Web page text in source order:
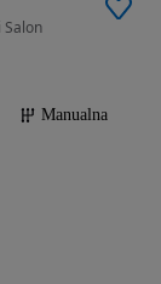
Salon
Manualna